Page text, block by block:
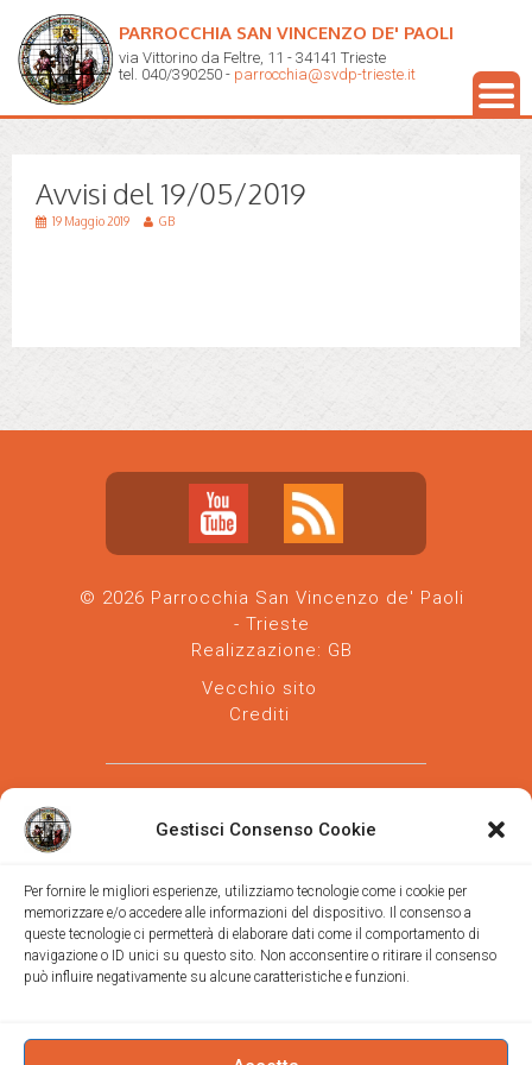
Gestisci Consenso Cookie
Per fornire le migliori esperienze, utilizziamo tecnologie come i cookie per
memorizzare e/o accedere alle informazioni del dispositivo. Il consenso a
queste tecnologie ci permetterà di elaborare dati come il comportamento di
navigazione o ID unici su questo sito. Non acconsentire o ritirare il consenso
può influire negativamente su alcune caratteristiche e funzioni.
PARROCCHIA SAN VINCENZO DE' PAOLI
via Vittorino da Feltre, 11 - 34141 Trieste
tel. 040/390250 - parrocchia@svdp-trieste.it
Avvisi del 19/05/2019
19 Maggio 2019 GB
© 2026 Parrocchia San Vincenzo de' Paoli
- Trieste
Realizzazione: GB
Vecchio sito
Crediti
Parrocchia san Vincenzo de' Paoli-Diocesi
di Trieste
via Vittorino da Feltre, 11 (chiesa)
Trieste